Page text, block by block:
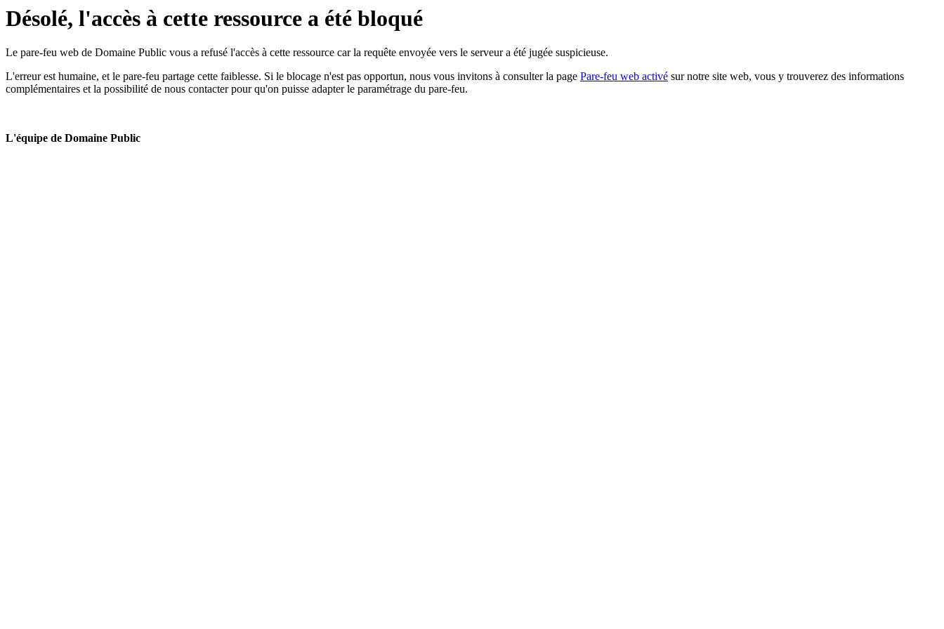
Désolé, l'accès à cette ressource a été bloqué
Le pare-feu web de Domaine Public vous a refusé l'accès à cette ressource car la requête envoyée vers le serveur a été jugée suspicieuse.
L'erreur est humaine, et le pare-feu partage cette faiblesse. Si le blocage n'est pas opportun, nous vous invitons à consulter la page Pare-feu web activé sur notre site web, vous y trouverez des informations
complémentaires et la possibilité de nous contacter pour qu'on puisse adapter le paramétrage du pare-feu.
L'équipe de Domaine Public